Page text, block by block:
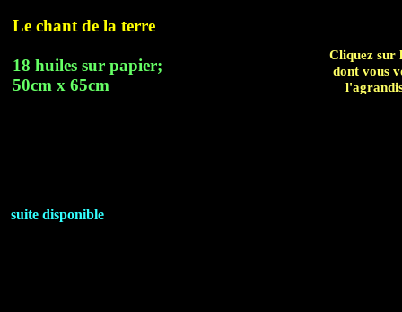
Cliquez sur
dont vous
Le chant de la terre
18 huiles sur papier;
50cm x 65cm
suite disponible